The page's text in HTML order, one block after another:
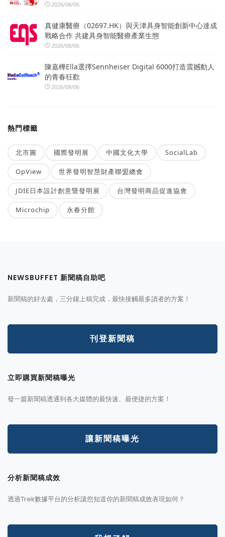
2026/08/06
真健康醫療（02697.HK）與天津具身智能創新中心達成
戰略合作 共建具身智能醫療產業生態
2026/08/06
陳嘉樺Ella選擇Sennheiser Digital 6000打造震撼動人
的青春狂歡
2026/08/06
熱門標籤
北市圖 國際發明展 中國文化大學 SocialLab
OpView 世界發明智慧財產聯盟總會
JDIE日本設計創意暨發明展 台灣發明商品促進協會
Microchip 永春分館
NEWSBUFFET 新聞稿自助吧
新聞稿的好去處，三分鐘上稿完成，最快接觸最多讀者的方案！
刊登新聞稿
立即購買新聞稿曝光
發一篇新聞稿透通到各大媒體的最快速、最便捷的方案！
讓新聞稿曝光
分析新聞稿成效
透過Trek數據平台的分析讓您知道你的新聞稿成效表現如何？